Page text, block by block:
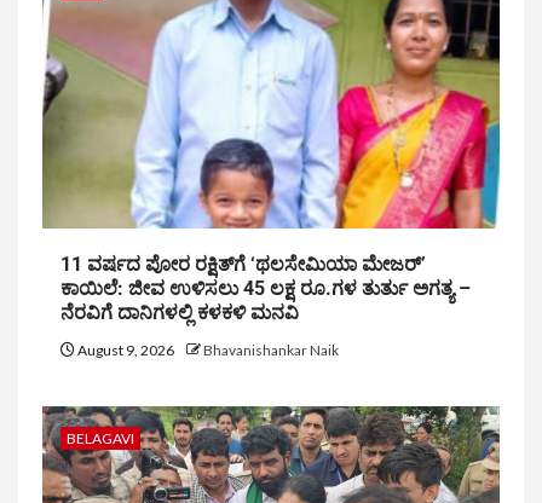
11 ವರ್ಷದ ಪೋರ ರಕ್ಷಿತ್‌ಗೆ ‘ಥಲಸೇಮಿಯಾ ಮೇಜರ್’
ಕಾಯಿಲೆ: ಜೀವ ಉಳಿಸಲು 45 ಲಕ್ಷ ರೂ.ಗಳ ತುರ್ತು ಅಗತ್ಯ –
ನೆರವಿಗೆ ದಾನಿಗಳಲ್ಲಿ ಕಳಕಳಿ ಮನವಿ
August 9, 2026 Bhavanishankar Naik
BELAGAVI